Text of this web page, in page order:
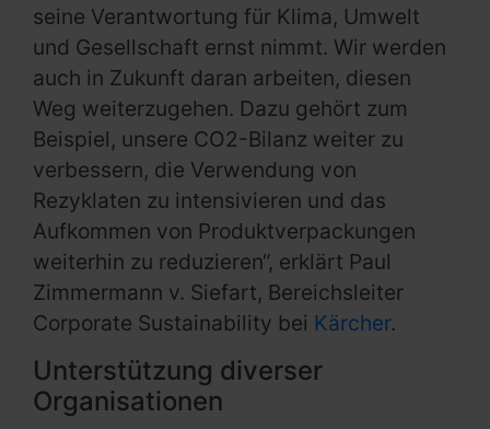
seine Verantwortung für Klima, Umwelt
und Gesellschaft ernst nimmt. Wir werden
auch in Zukunft daran arbeiten, diesen
Weg weiterzugehen. Dazu gehört zum
Beispiel, unsere CO2-Bilanz weiter zu
verbessern, die Verwendung von
Rezyklaten zu intensivieren und das
Aufkommen von Produktverpackungen
weiterhin zu reduzieren“, erklärt Paul
Zimmermann v. Siefart, Bereichsleiter
Corporate Sustainability bei Kärcher.
Unterstützung diverser
Organisationen